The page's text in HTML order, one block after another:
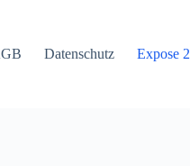
Datenschutz Expose 2